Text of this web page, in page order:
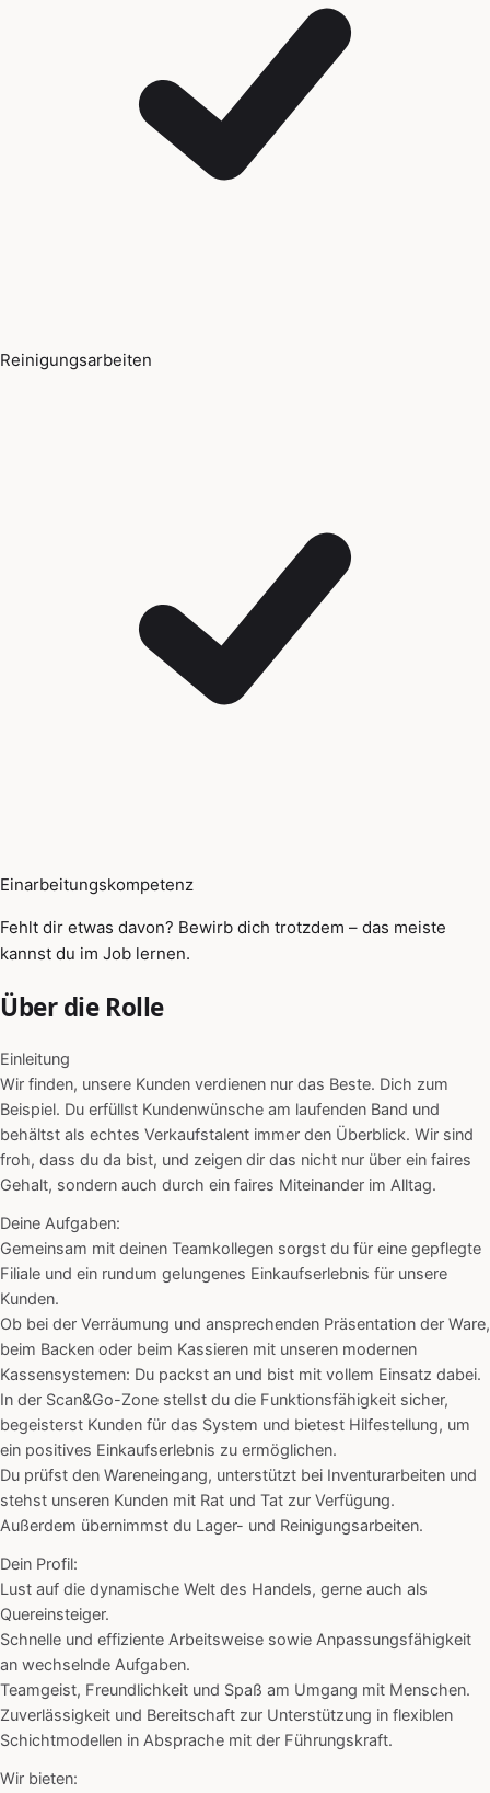
Reinigungsarbeiten
Einarbeitungskompetenz
Fehlt dir etwas davon? Bewirb dich trotzdem – das meiste
kannst du im Job lernen.
Über die Rolle
Einleitung
Wir finden, unsere Kunden verdienen nur das Beste. Dich zum
Beispiel. Du erfüllst Kundenwünsche am laufenden Band und
behältst als echtes Verkaufstalent immer den Überblick. Wir sind
froh, dass du da bist, und zeigen dir das nicht nur über ein faires
Gehalt, sondern auch durch ein faires Miteinander im Alltag.
Deine Aufgaben:
Gemeinsam mit deinen Teamkollegen sorgst du für eine gepflegte
Filiale und ein rundum gelungenes Einkaufserlebnis für unsere
Kunden.
Ob bei der Verräumung und ansprechenden Präsentation der Ware,
beim Backen oder beim Kassieren mit unseren modernen
Kassensystemen: Du packst an und bist mit vollem Einsatz dabei.
In der Scan&Go-Zone stellst du die Funktionsfähigkeit sicher,
begeisterst Kunden für das System und bietest Hilfestellung, um
ein positives Einkaufserlebnis zu ermöglichen.
Du prüfst den Wareneingang, unterstützt bei Inventurarbeiten und
stehst unseren Kunden mit Rat und Tat zur Verfügung.
Außerdem übernimmst du Lager- und Reinigungsarbeiten.
Dein Profil:
Lust auf die dynamische Welt des Handels, gerne auch als
Quereinsteiger.
Schnelle und effiziente Arbeitsweise sowie Anpassungsfähigkeit
an wechselnde Aufgaben.
Teamgeist, Freundlichkeit und Spaß am Umgang mit Menschen.
Zuverlässigkeit und Bereitschaft zur Unterstützung in flexiblen
Schichtmodellen in Absprache mit der Führungskraft.
Wir bieten: